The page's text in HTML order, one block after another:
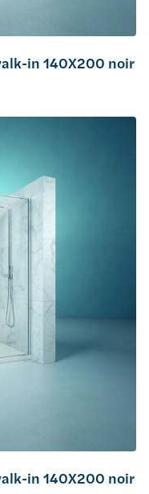
in 140X200 noir
in 140X200 noir